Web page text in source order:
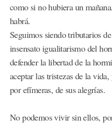
como si no hubiera un
habrá.
Seguimos siendo tributarios
insensato igualitarismo del
defender la libertad de la
aceptar las tristezas de la
por efímeras, de sus alegrías.
No podemos vivir sin ellos,